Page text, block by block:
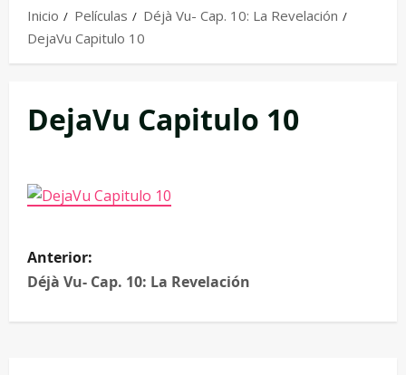
Inicio Películas
Déjà Vu- Cap. 10: La Revelación
DejaVu Capitulo 10
DejaVu Capitulo 10
Anterior:
Déjà Vu- Cap. 10: La Revelación